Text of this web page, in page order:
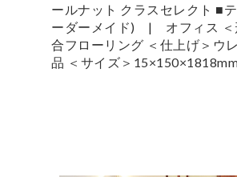
ールナット クラスセレクト ■
ーダーメイド) | オフィス ＜
合フローリング ＜仕上げ＞ウ
品 ＜サイズ＞